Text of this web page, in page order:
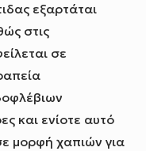
εξαρτάται
στις
σε
και ενίοτε αυτό
μορφή χαπιών για